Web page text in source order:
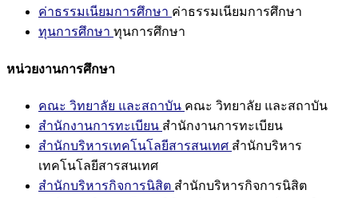
ค่าธรรมเนียมการศึกษา ค่าธรรมเนียมการศึกษา
ทุนการศึกษา ทุนการศึกษา
หน่วยงานการศึกษา
คณะ วิทยาลัย และสถาบัน คณะ วิทยาลัย และสถาบัน
สำนักงานการทะเบียน สำนักงานการทะเบียน
สำนักบริหารเทคโนโลยีสารสนเทศ สำนักบริหาร
เทคโนโลยีสารสนเทศ
สำนักบริหารกิจการนิสิต สำนักบริหารกิจการนิสิต